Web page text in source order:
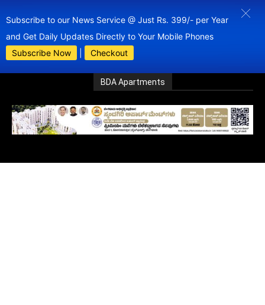
Subscribe to our News Service @ Just Rs. 399/- per Year
and Get Daily Updates Directly to Your Mobile Phones
Subscribe Now
Checkout
BDA Apartments